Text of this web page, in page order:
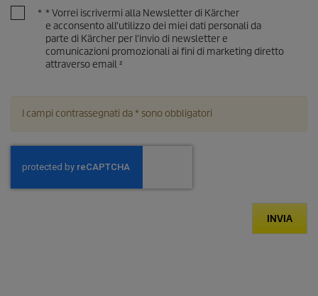
* * Vorrei iscrivermi alla Newsletter di Kärcher
e acconsento all'utilizzo dei miei dati personali da
parte di Kärcher per l'invio di newsletter e
comunicazioni promozionali ai fini di marketing diretto
attraverso email ²
I campi contrassegnati da * sono obbligatori
INVIA